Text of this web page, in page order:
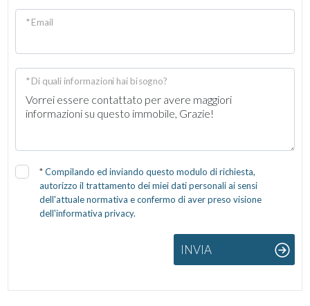
* Email
* Di quali informazioni hai bisogno?
*Compilando ed inviando questo modulo di richiesta,
autorizzo il trattamento dei miei dati personali ai sensi
dell'attuale normativa e confermo di aver preso visione
dell'informativa privacy.
INVIA